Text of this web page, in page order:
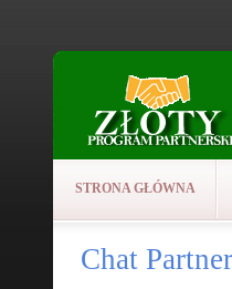
STRONA GŁÓWNA
Chat